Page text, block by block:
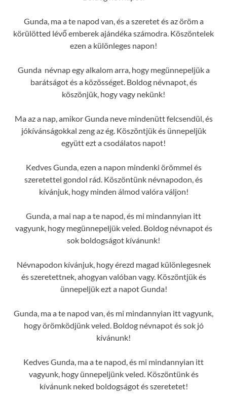
Gunda, ma a te napod van, és a szeretet és az öröm a
körülötted lévő emberek ajándéka számodra. Köszöntelek
ezen a különleges napon!
Gunda névnap egy alkalom arra, hogy megünnepeljük a
barátságot és a közösséget. Boldog névnapot, és
köszönjük, hogy vagy nekünk!
Ma az a nap, amikor Gunda neve mindenütt felcsendül, és
jókívánságokkal zeng az ég. Köszöntjük és ünnepeljük
együtt ezt a csodálatos napot!
Kedves Gunda, ezen a napon mindenki örömmel és
szeretettel gondol rád. Köszöntünk névnapodon, és
kívánjuk, hogy minden álmod valóra váljon!
Gunda, a mai nap a te napod, és mi mindannyian itt
vagyunk, hogy megünnepeljük veled. Boldog névnapot és
sok boldogságot kívánunk!
Névnapodon kívánjuk, hogy érezd magad különlegesnek
és szeretettnek, ahogyan valóban vagy. Köszöntjük és
ünnepeljük ezt a napot Gunda!
Gunda, ma a te napod van, és mi mindannyian itt vagyunk,
hogy örömködjünk veled. Boldog névnapot és sok jó
kívánunk!
Kedves Gunda, ma a te napod, és mi mindannyian itt
vagyunk, hogy ünnepeljünk veled. Köszöntünk és
kívánunk neked boldogságot és szeretetet!